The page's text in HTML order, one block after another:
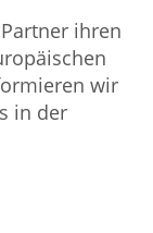
ihren
wir
in der